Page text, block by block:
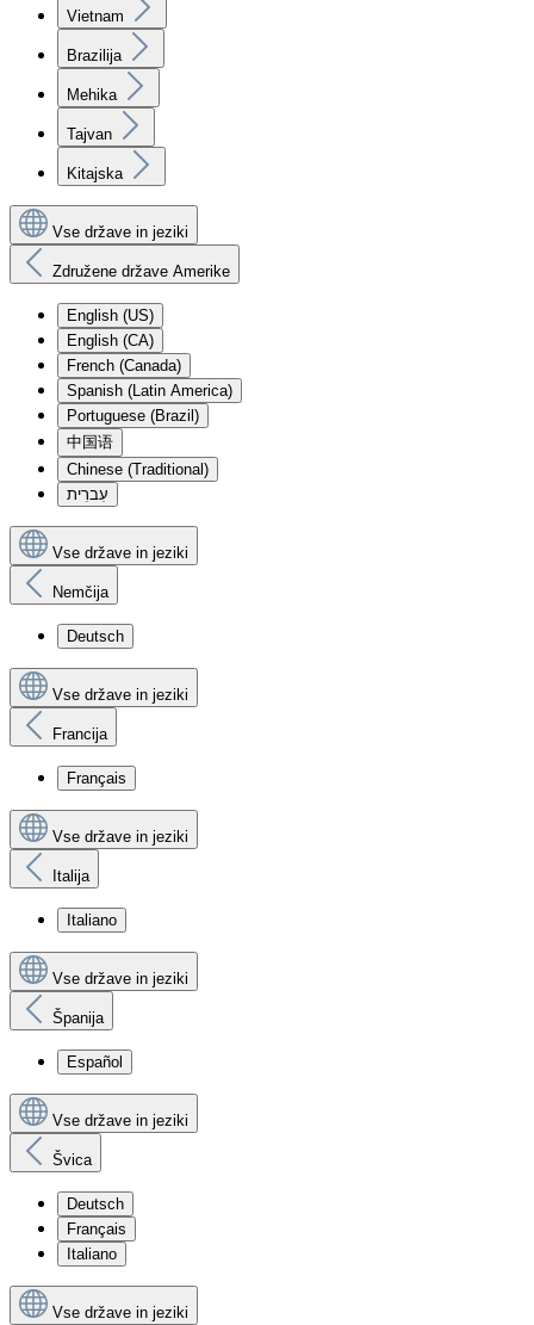
Vietnam
Brazilija
Mehika
Tajvan
Kitajska
Vse države in jeziki
Združene države Amerike
English (US)
English (CA)
French (Canada)
Spanish (Latin America)
Portuguese (Brazil)
中国语
Chinese (Traditional)
עִברִית
Vse države in jeziki
Nemčija
Deutsch
Vse države in jeziki
Francija
Français
Vse države in jeziki
Italija
Italiano
Vse države in jeziki
Španija
Español
Vse države in jeziki
Švica
Deutsch
Français
Italiano
Vse države in jeziki